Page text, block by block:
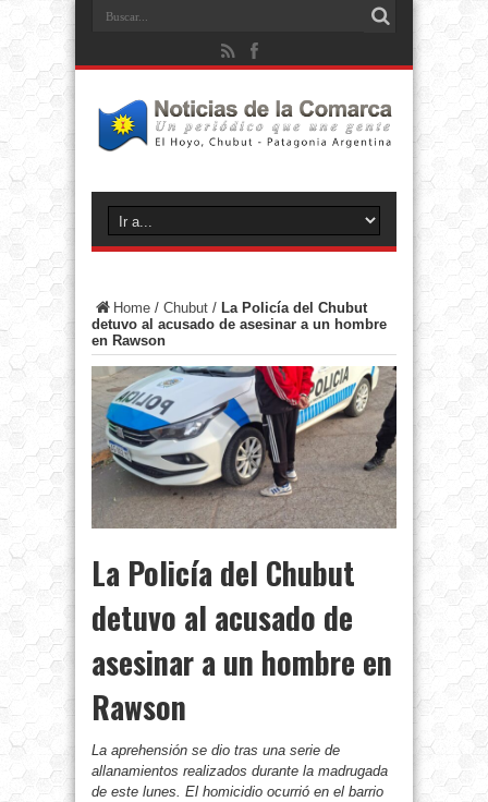
Home / Chubut / La Policía del Chubut
detuvo al acusado de asesinar a un hombre
en Rawson
La Policía del Chubut
detuvo al acusado de
asesinar a un hombre en
Rawson
La aprehensión se dio tras una serie de
allanamientos realizados durante la madrugada
de este lunes. El homicidio ocurrió en el barrio